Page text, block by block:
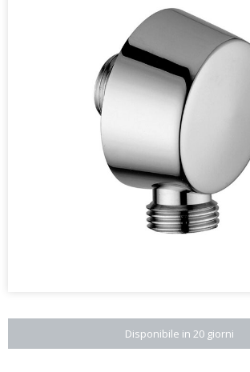
Disponibile in 20 giorni